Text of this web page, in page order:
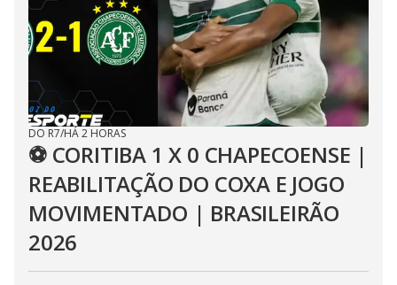
DO R7/HÁ 2 HORAS
⚽ CORITIBA 1 X 0 CHAPECOENSE |
REABILITAÇÃO DO COXA E JOGO
MOVIMENTADO | BRASILEIRÃO
2026